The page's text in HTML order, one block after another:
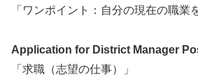
「ワンポイント：自分の現在の職業
Application for District Manager
「求職（志望の仕事）」